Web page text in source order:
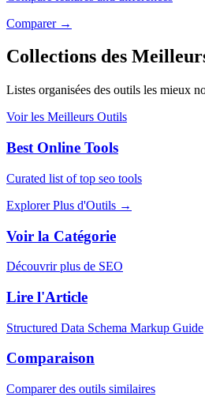
Comparer→
Collections des
Listes organisées des outils les mieux
Voir les Meilleurs Outils
Best Online Tools
Curated list of top seo tools
Explorer Plus d'Outils →
Voir la Catégorie
Découvrir plus de SEO
Lire l'Article
Structured Data Schema Markup Guide
Comparaison
Comparer des outils similaires